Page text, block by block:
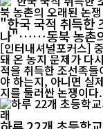
"한국 국적 취득한
나"……동북 농촌
[인터내셔널포커스]
돼 온 농지 문제가 다
적을 취득한 조선족
야 하는지, 아니면 실
지를 둘러싼 논쟁이